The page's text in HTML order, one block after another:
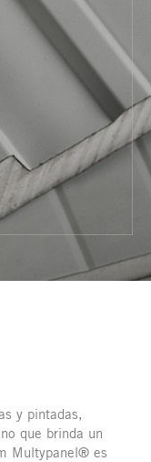
y pintadas,
que brinda un
Multypanel® es